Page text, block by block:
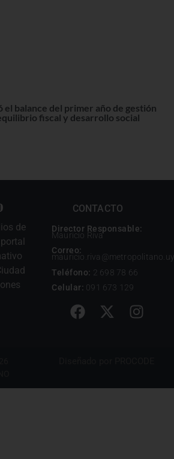
el balance del primer año de gestión
fiscal y desarrollo social
de
CONTACTO
Director Responsable:
Mauricio Riva
Correo:
mauricio.riva@metropolitano.uy
Teléfono: 2 698 78 66
Celular: 091 673 129